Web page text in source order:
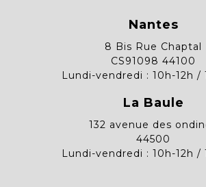
Nantes
8 Bis Rue Chaptal
CS91098 44100
Lundi-vendredi : 10h-12h /
La Baule
132 avenue des
44500
Lundi-vendredi : 10h-12h /